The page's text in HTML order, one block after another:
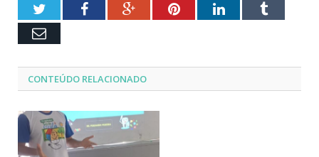
TwitterFacebookGoogle+PinterestLinkedInTumblr
Email
CONTEÚDO RELACIONADO